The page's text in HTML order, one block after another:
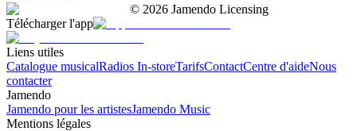
© 2026 Jamendo Licensing
Télécharger l'app
Liens utiles
Catalogue musicalRadios In-storeTarifsContactCentre d'aideNous
contacter
Jamendo
Jamendo pour les artistesJamendo Music
Mentions légales